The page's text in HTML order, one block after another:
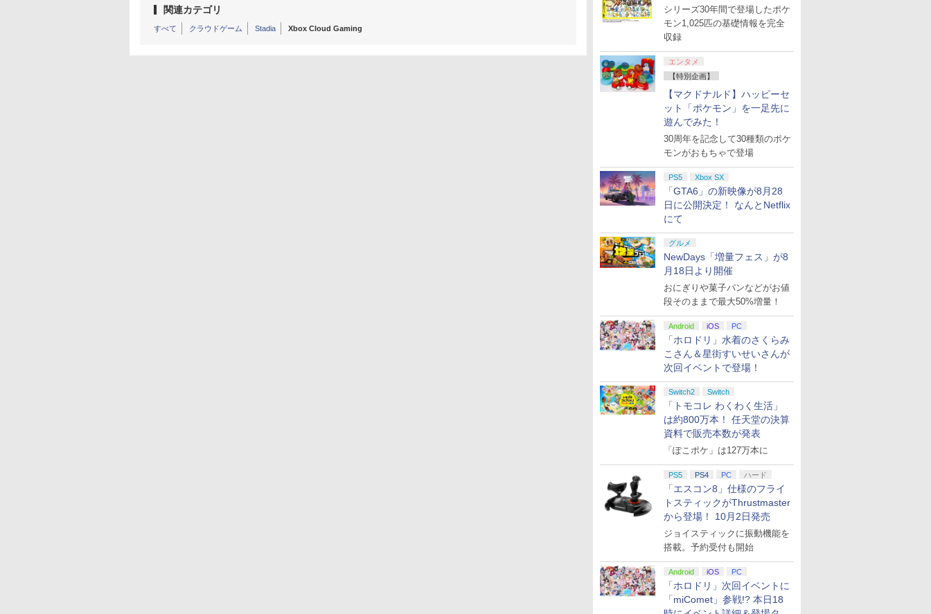
シリーズ30年間で登場したポケ
モン1,025匹の基礎情報を完全
収録
エンタメ
【特別企画】
【マクドナルド】ハッピーセ
ット「ポケモン」を一足先に
遊んでみた！
30周年を記念して30種類のポケ
モンがおもちゃで登場
PS5 Xbox SX
「GTA6」の新映像が8月28
日に公開決定！ なんとNetflix
にて
グルメ
NewDays「増量フェス」が8
月18日より開催
おにぎりや菓子パンなどがお値
段そのままで最大50%増量！
Android iOS PC
「ホロドリ」水着のさくらみ
こさん＆星街すいせいさんが
次回イベントで登場！
Switch2 Switch
「トモコレ わくわく生活」
は約800万本！ 任天堂の決算
資料で販売本数が発表
「ぽこポケ」は127万本に
PS5 PS4 PC ハード
「エスコン8」仕様のフライ
トスティックがThrustmaster
から登場！ 10月2日発売
ジョイスティックに振動機能を
搭載。予約受付も開始
Android iOS PC
「ホロドリ」次回イベントに
「miComet」参戦!? 本日18
関連カテゴリ
すべて クラウドゲーム Stadia Xbox Cloud Gaming